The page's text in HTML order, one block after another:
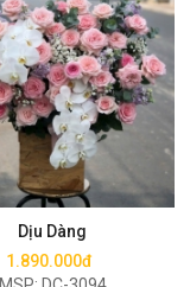
Dịu Dàng
1.890.000đ
Mua ngay